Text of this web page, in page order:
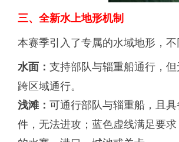
三、全新水上地形机制
本赛季引入了专属的水域地形，
水面： 支持部队与辎重船通行，
跨区域通行。
浅滩： 可通行部队与辎重船，且
件，无法进攻；蓝色虚线满足要